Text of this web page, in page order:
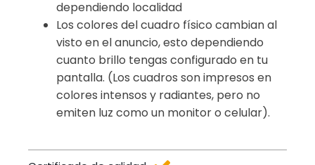
dependiendo localidad
Los colores del cuadro físico cambian al
visto en el anuncio, esto dependiendo
cuanto brillo tengas configurado en tu
pantalla. (Los cuadros son impresos en
colores intensos y radiantes, pero no
emiten luz como un monitor o celular).